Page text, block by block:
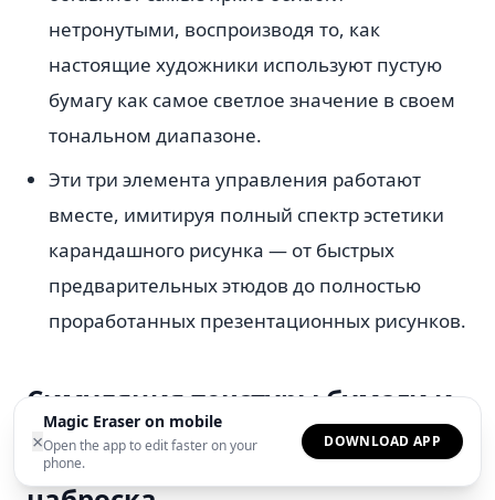
×
Magic Eraser on mobile
Open the app to edit faster on your
phone.
DOWNLOAD APP
нетронутыми, воспроизводя то, как
настоящие художники используют пустую
бумагу как самое светлое значение в своем
тональном диапазоне.
Эти три элемента управления работают
вместе, имитируя полный спектр эстетики
карандашного рисунка — от быстрых
предварительных этюдов до полностью
проработанных презентационных рисунков.
Симуляция текстуры бумаги и
ее влияние на реализм